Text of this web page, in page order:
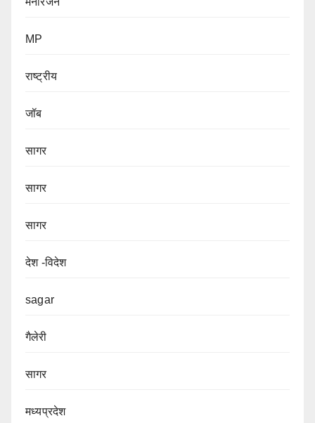
MP
राष्ट्रीय
जॉब
सागर
सागर
सागर
देश -विदेश
sagar
गैलेरी
सागर
मध्यप्रदेश